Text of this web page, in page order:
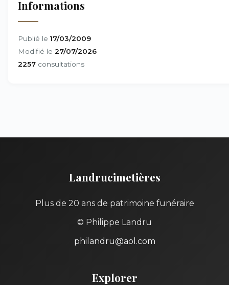
Informations
Publié le 17/03/2009
Modifié le 27/07/2026
2257 consultations
Landrucimetières
Plus de 20 ans de patrimoine funéraire
© Philippe Landru
philandru@aol.com
Explorer